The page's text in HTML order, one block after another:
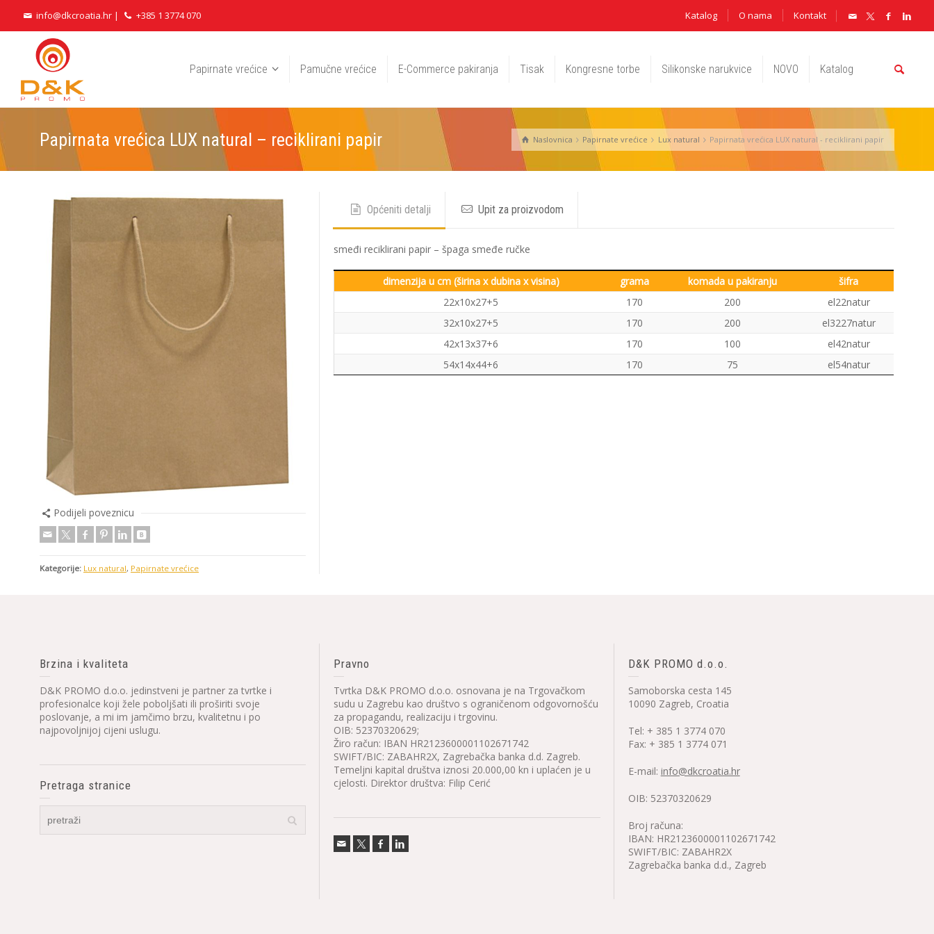
info@dkcroatia.hr | +385 1 3774 070 Katalog O nama Kontakt
Papirnate vrećice Pamučne vrećice E-Commerce pakiranja Tisak Kongresne torbe Silikonske narukvice NOVO Katalog
Naslovnica Papirnate vrećice Lux natural Papirnata vrećica LUX natural - reciklirani papir
Papirnata vrećica LUX natural – reciklirani papir
Podijeli poveznicu
Kategorije: Lux natural, Papirnate vrećice
Općeniti detalji Upit za proizvodom
smeđi reciklirani papir – špaga smeđe ručke
dimenzija u cm (širina x dubina x visina) grama komada u pakiranju
šifra
22x10x27+5
170 200
el22natur
32x10x27+5
170 200
el3227natur
42x13x37+6
170 100
el42natur
54x14x44+6
170 75 el54natur
Brzina i kvaliteta
D&K PROMO d.o.o. jedinstveni je partner za tvrtke i
profesionalce koji žele poboljšati ili proširiti svoje
poslovanje, a mi im jamčimo brzu, kvalitetnu i po
najpovoljnijoj cijeni uslugu.
Pretraga stranice
Pravno
Tvrtka D&K PROMO d.o.o. osnovana je na Trgovačkom
sudu u Zagrebu kao društvo s ograničenom odgovornošću
za propagandu, realizaciju i trgovinu.
OIB: 52370320629;
Žiro račun: IBAN HR2123600001102671742
SWIFT/BIC: ZABAHR2X, Zagrebačka banka d.d. Zagreb.
Temeljni kapital društva iznosi 20.000,00 kn i uplaćen je u
cjelosti. Direktor društva: Filip Cerić
D&K PROMO d.o.o.
Samoborska cesta 145
10090 Zagreb, Croatia
Tel: + 385 1 3774 070
Fax: + 385 1 3774 071
E-mail: info@dkcroatia.hr
OIB: 52370320629
Broj računa:
IBAN: HR2123600001102671742
SWIFT/BIC: ZABAHR2X
Zagrebačka banka d.d., Zagreb